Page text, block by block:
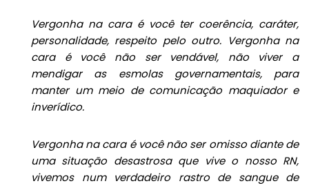
Vergonha na cara é você ter coerência, caráter,
personalidade, respeito pelo outro. Vergonha na
cara é você não ser vendável, não viver a
mendigar as esmolas governamentais, para
manter um meio de comunicação maquiador e
inverídico.
Vergonha na cara é você não ser omisso diante de
uma situação desastrosa que vive o nosso RN,
vivemos num verdadeiro rastro de sangue de